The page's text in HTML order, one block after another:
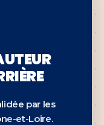
par les
et-Loire.